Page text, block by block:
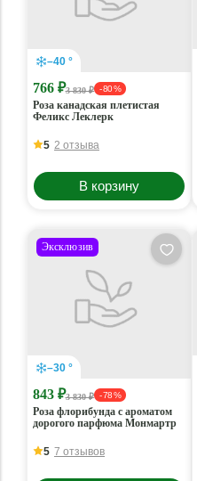
–40 °
766 ₽3 830 ₽ - 80 %
Роза канадская плетистая
Феликс Леклерк
5 2 отзыва
В корзину
Эксклюзив
–30 °
843 ₽3 830 ₽ - 78 %
Роза флорибунда с ароматом
дорогого парфюма Монмартр
5 7 отзывов